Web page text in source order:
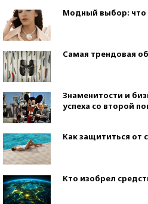
Модный выбор: что
Самая трендовая
Знаменитости и
успеха со второй
Как защититься от
Кто изобрел